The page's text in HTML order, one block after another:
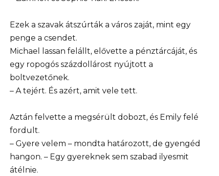
Ezek a szavak átszúrták a város zaját, mint egy
penge a csendet.
Michael lassan felállt, elővette a pénztárcáját, és
egy ropogós százdollárost nyújtott a
boltvezetőnek.
– A tejért. És azért, amit vele tett.
Aztán felvette a megsérült dobozt, és Emily felé
fordult.
– Gyere velem – mondta határozott, de gyengéd
hangon. – Egy gyereknek sem szabad ilyesmit
átélnie.